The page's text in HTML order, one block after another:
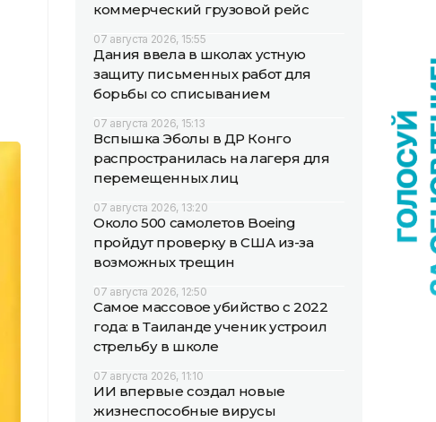
коммерческий грузовой рейс
07 августа 2026, 15:55
Дания ввела в школах устную
защиту письменных работ для
борьбы со списыванием
07 августа 2026, 15:13
Вспышка Эболы в ДР Конго
распространилась на лагеря для
перемещенных лиц
07 августа 2026, 13:20
Около 500 самолетов Boeing
пройдут проверку в США из-за
возможных трещин
07 августа 2026, 12:50
Самое массовое убийство с 2022
года: в Таиланде ученик устроил
стрельбу в школе
07 августа 2026, 11:10
ИИ впервые создал новые
жизнеспособные вирусы